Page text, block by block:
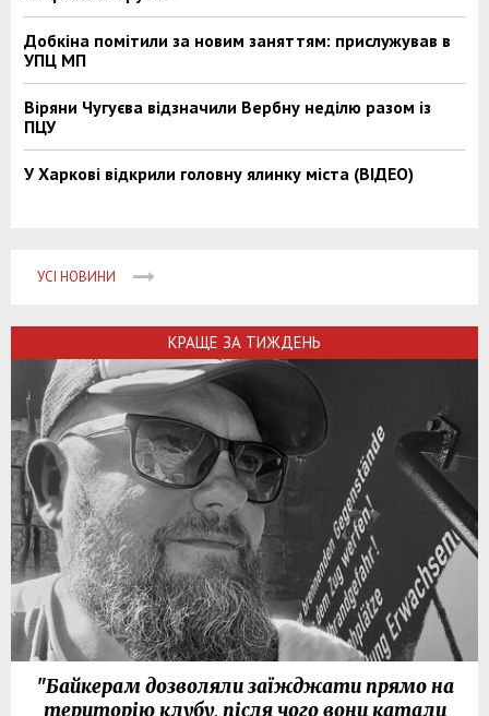
Добкіна помітили за новим заняттям: прислужував в
УПЦ МП
Віряни Чугуєва відзначили Вербну неділю разом із
ПЦУ
У Харкові відкрили головну ялинку міста (ВІДЕО)
УСІ НОВИНИ
КРАЩЕ ЗА ТИЖДЕНЬ
"Байкерам дозволяли заїжджати прямо на
територію клубу, після чого вони катали